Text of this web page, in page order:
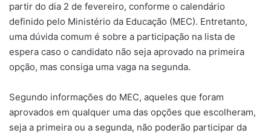
partir do dia 2 de fevereiro, conforme o calendário
definido pelo Ministério da Educação (MEC). Entretanto,
uma dúvida comum é sobre a participação na lista de
espera caso o candidato não seja aprovado na primeira
opção, mas consiga uma vaga na segunda.
Segundo informações do MEC, aqueles que foram
aprovados em qualquer uma das opções que escolheram,
seja a primeira ou a segunda, não poderão participar da